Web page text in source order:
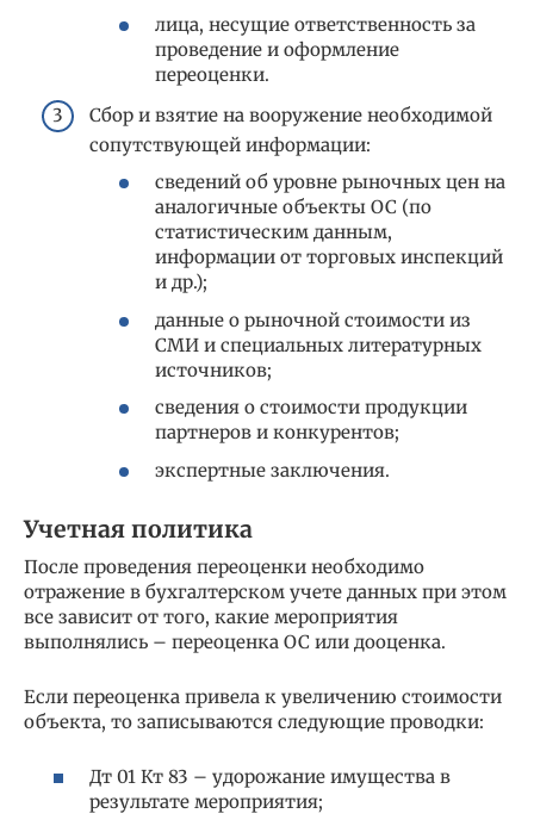
лица, несущие ответственность за
проведение и оформление
переоценки.
Сбор и взятие на вооружение необходимой
сопутствующей информации:
сведений об уровне рыночных цен на
аналогичные объекты ОС (по
статистическим данным,
информации от торговых инспекций
и др.);
данные о рыночной стоимости из
СМИ и специальных литературных
источников;
сведения о стоимости продукции
партнеров и конкурентов;
экспертные заключения.
Учетная политика
После проведения переоценки необходимо
отражение в бухгалтерском учете данных при этом
все зависит от того, какие мероприятия
выполнялись – переоценка ОС или дооценка.
Если переоценка привела к увеличению стоимости
объекта, то записываются следующие проводки:
Дт 01 Кт 83 – удорожание имущества в
результате мероприятия;